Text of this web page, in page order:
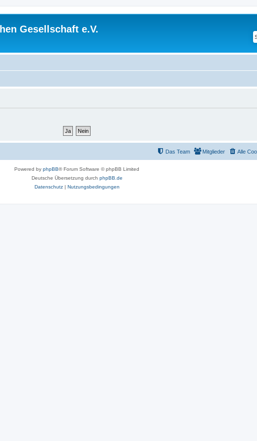
Gesellschaft e.V.
Alle
Mitglieder
Das Team
Powered by phpBB® Forum Software © phpBB Limited
Deutsche Übersetzung durch phpBB.de
Datenschutz| Nutzungsbedingungen